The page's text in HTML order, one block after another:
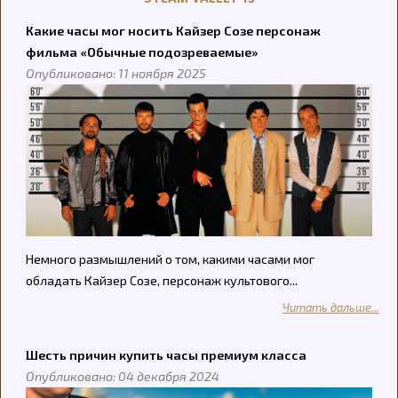
Какие часы мог носить Кайзер Созе персонаж
фильма «Обычные подозреваемые»
Опубликовано: 11 ноября 2025
Немного размышлений о том, какими часами мог
обладать Кайзер Созе, персонаж культового...
Читать дальше...
Шесть причин купить часы премиум класса
Опубликовано: 04 декабря 2024